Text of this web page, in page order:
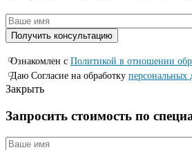
Ознакомлен с Политикой в отношении
Даю Согласие на обработку персональных
Закрыть
Запросить стоимость по